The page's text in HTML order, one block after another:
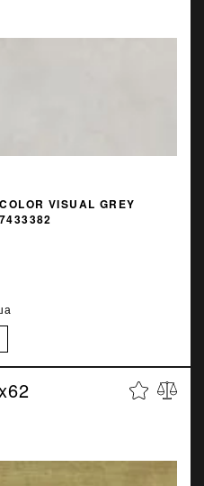
VISUAL GREY